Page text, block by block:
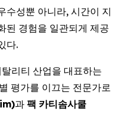
수성뿐 아니라, 시간이 지
된 경험을 일관되게 제공
다.
리티 산업을 대표하는
평가를 이끄는 전문가로
과 팩 카티솜사쿨